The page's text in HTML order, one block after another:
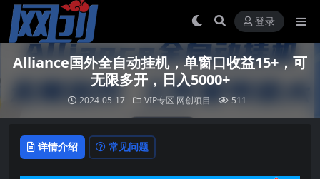
登录
Alliance国外全自动挂机，单窗口收益15+，可
无限多开，日入5000+
2024-05-17 VIP专区 网创项目 511
详情介绍 常见问题